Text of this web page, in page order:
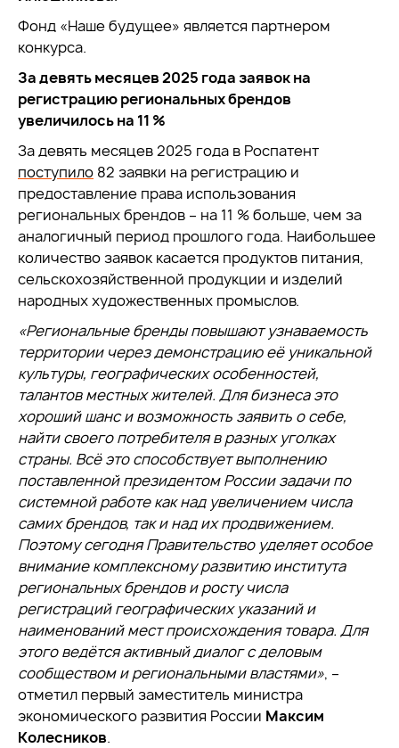
Фонд «Наше будущее» является партнером
конкурса.
За девять месяцев 2025 года заявок на
регистрацию региональных брендов
увеличилось на 11 %
За девять месяцев 2025 года в Роспатент
поступило 82 заявки на регистрацию и
предоставление права использования
региональных брендов – на 11 % больше, чем за
аналогичный период прошлого года. Наибольшее
количество заявок касается продуктов питания,
сельскохозяйственной продукции и изделий
народных художественных промыслов.
«Региональные бренды повышают узнаваемость
территории через демонстрацию её уникальной
культуры, географических особенностей,
талантов местных жителей. Для бизнеса это
хороший шанс и возможность заявить о себе,
найти своего потребителя в разных уголках
страны. Всё это способствует выполнению
поставленной президентом России задачи по
системной работе как над увеличением числа
самих брендов, так и над их продвижением.
Поэтому сегодня Правительство уделяет особое
внимание комплексному развитию института
региональных брендов и росту числа
регистраций географических указаний и
наименований мест происхождения товара. Для
этого ведётся активный диалог с деловым
сообществом и региональными властями», –
отметил первый заместитель министра
экономического развития России Максим
Колесников.